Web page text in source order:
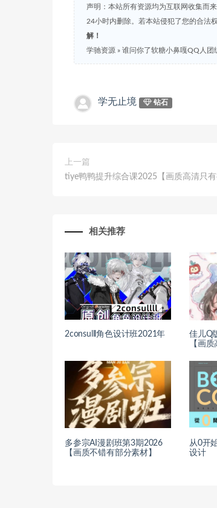
声明：本站所有资源均为互联网收集而
24小时内删除。若本站侵犯了您的合法
解！
学驰资源 » 谁问你了软糖小鼻嘎QQ人团
学无止境 钻石
上一篇
tiye鸭鸭提升综合课2025【画质高清只有
相关推荐
2consulll角色设计班2021年
佳儿Q
【画
多参宗AI漫剧班第3期2026
【画质不错有部分素材】
从0开
设计